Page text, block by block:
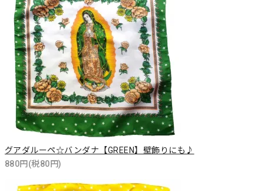
グアダルーペ☆バンダナ【GREEN】壁飾りにも♪
880円(税80円)